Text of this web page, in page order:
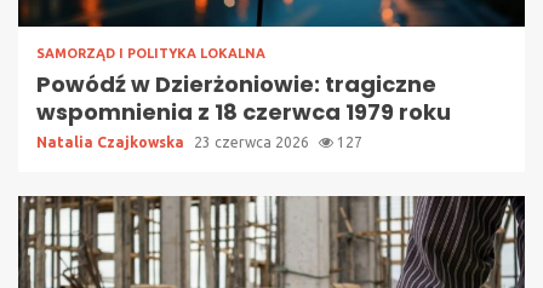
SAMORZĄD I POLITYKA LOKALNA
Powódź w Dzierżoniowie: tragiczne
wspomnienia z 18 czerwca 1979 roku
Natalia Czajkowska 23 czerwca 2026 127